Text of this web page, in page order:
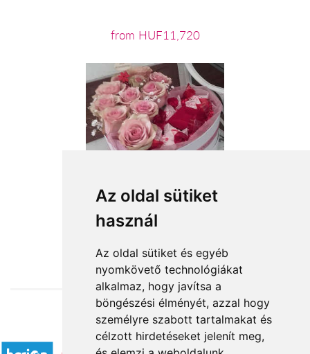
Az oldal sütiket
használ
Az oldal sütiket és egyéb
nyomkövető technológiákat
alkalmaz, hogy javítsa a
böngészési élményét, azzal hogy
személyre szabott tartalmakat és
célzott hirdetéseket jelenít meg,
from HUF11,720
Accepted payment methods